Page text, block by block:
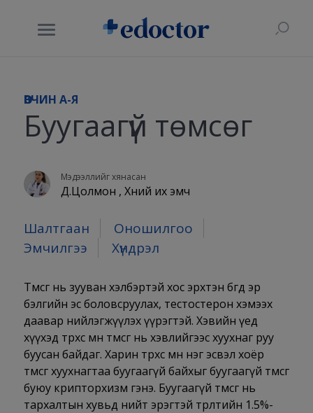
ӨВЧИН A-Я
Буугаагүй төмсөг
Мэдээллийг хянасан
Д.Цолмон , Хүний их эмч
Шалтгаан
Оношилгоо
Эмчилгээ
Хүндрэл
Төмсөг нь зууван хэлбэртэй хос эрхтэн бөгөөд эр
бэлгийн эс боловсруулах, тестостерон хэмээх
даавар нийлэгжүүлэх үүрэгтэй. Хэвийн үед
хүүхэд төрөхөөс өмнө төмсөг нь хэвлийгээс хуухнаг руу
буусан байдаг. Харин төрөхөөс өмнө нэг эсвэл хоёр
төмсөг хуухнагтаа буугаагүй байхыг буугаагүй төмсөг
буюу крипторхизм гэнэ. Буугаагүй төмсөг нь
тархалтын хувьд нийт эрэгтэй төрөлтийн 1.5%-